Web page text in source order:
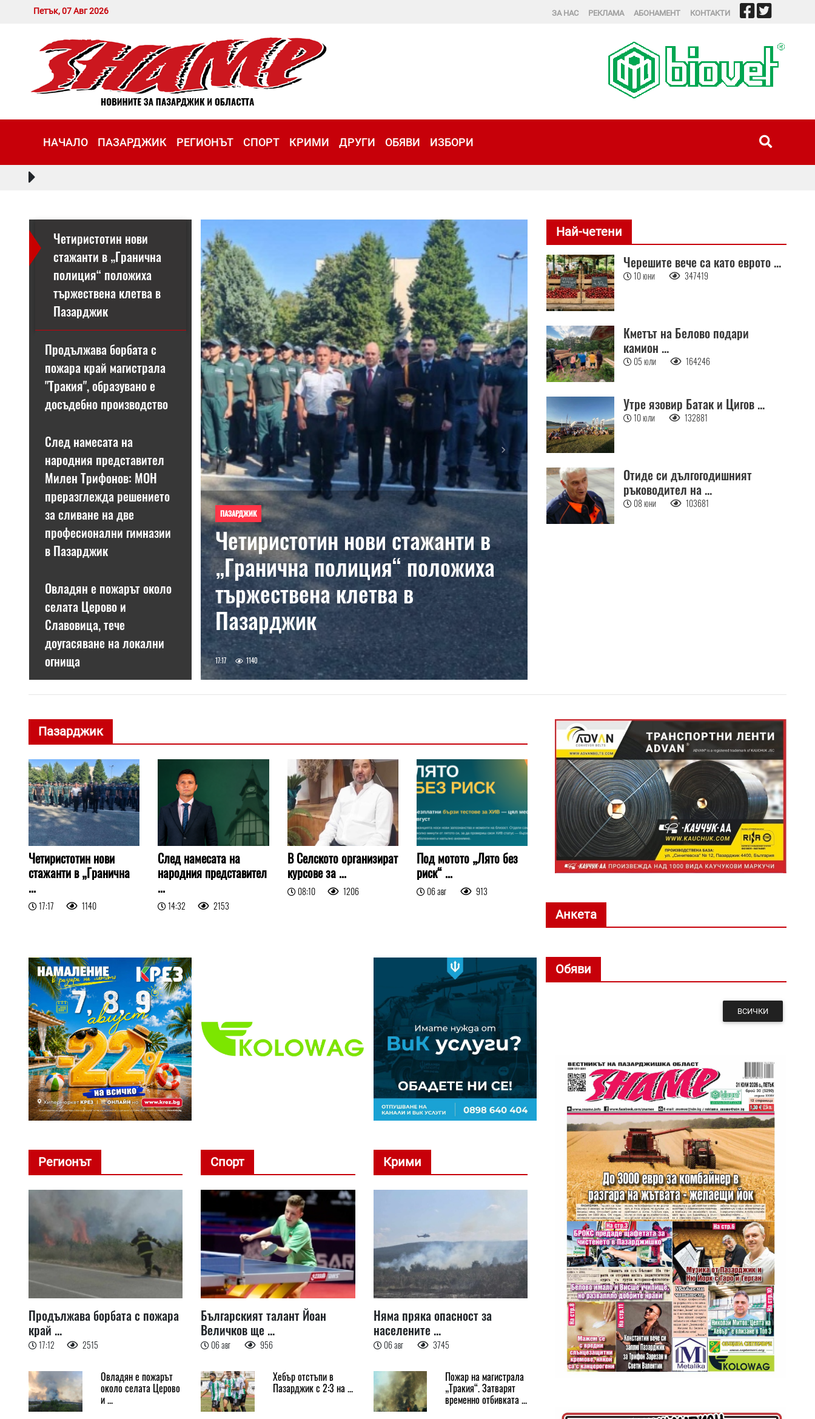
Петък, 07 Авг 2026 ЗА НАС РЕКЛАМА АБОНАМЕНТ КОНТАКТИ
НАЧАЛО ПАЗАРДЖИК РЕГИОНЪТ СПОРТ КРИМИ ДРУГИ ОБЯВИ ИЗБОРИ
Четиристотин нови
стажанти в „Гранична
полиция“ положиха
тържествена клетва в
Пазарджик
Продължава борбата с
пожара край магистрала
"Тракия", образувано е
досъдебно производство
След намесата на
народния представител
Милен Трифонов: МОН
преразглежда решението
за сливане на две
професионални гимназии
в Пазарджик
Овладян е пожарът около
селата Церово и
Славовица, тече
доугасяване на локални
огнища
ПАЗАРДЖИК
Четиристотин нови стажанти в
„Гранична полиция“ положиха
тържествена клетва в
Пазарджик
17:17 1140
Previous Next
Най-четени
Черешите вече са като еврото ...
10 юни 347419
Кметът на Белово подари
камион ...
05 юли 164246
Утре язовир Батак и Цигов ...
10 юли 132881
Отиде си дългогодишният
ръководител на ...
08 юни 103681
Пазарджик
Четиристотин нови
стажанти в „Гранична
...
17:17 1140
След намесата на
народния представител
...
14:32 2153
В Селското организират
курсове за ...
08:10 1206
Под мотото „Лято без
риск“ ...
06 авг 913
Регионът
Продължава борбата с пожара
край ...
17:12 2515
Овладян е пожарът
около селата Церово
и ...
Спорт
Българският талант Йоан
Величков ще ...
06 авг 956
Хебър отстъпи в
Пазарджик с 2:3 на ...
Крими
Няма пряка опасност за
населените ...
06 авг 3745
Пожар на магистрала
„Тракия“. Затварят
временно отбивката ...
Анкета
Обяви
ВСИЧКИ